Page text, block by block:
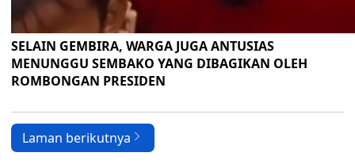
SELAIN GEMBIRA, WARGA JUGA ANTUSIAS
MENUNGGU SEMBAKO YANG DIBAGIKAN OLEH
ROMBONGAN PRESIDEN
Laman berikutnya